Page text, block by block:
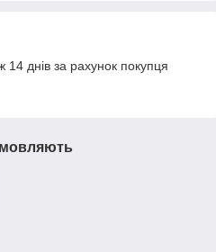
днів за рахунок покупця